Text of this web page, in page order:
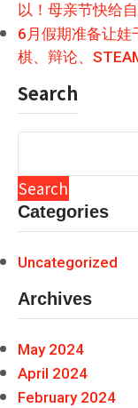
以！母亲节快给
6月假期准备让娃
棋、辩论、
Search
Search
Categories
Uncategorized
Archives
May 2024
April 2024
February 2024